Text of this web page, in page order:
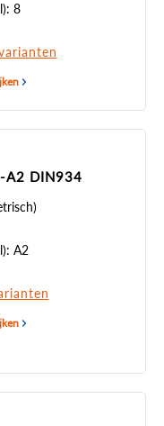
8
A2 DIN934
A2